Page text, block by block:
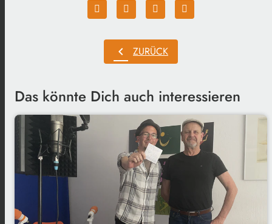
chevron_left ZURÜCK
Das könnte Dich auch interessieren